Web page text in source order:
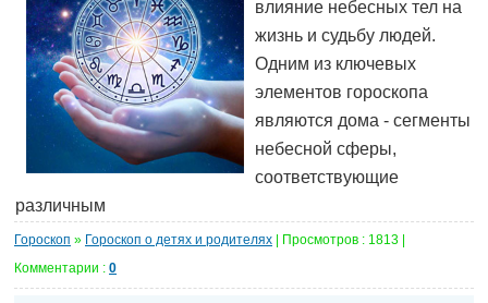
влияние небесных тел на
жизнь и судьбу людей.
Одним из ключевых
элементов гороскопа
являются дома - сегменты
небесной сферы,
соответствующие
различным
Гороскоп » Гороскоп о детях и родителях | Просмотров : 1813 |
Комментарии : 0